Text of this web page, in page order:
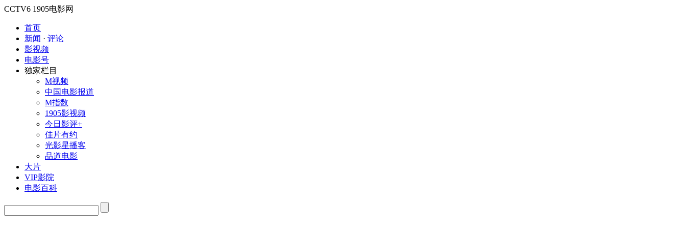
CCTV6 1905电影网
首页
新闻 · 评论
影视频
电影号
独家栏目
M视频
中国电影报道
M指数
1905影视频
今日影评+
佳片有约
光影星播客
品道电影
大片
VIP影院
电影百科